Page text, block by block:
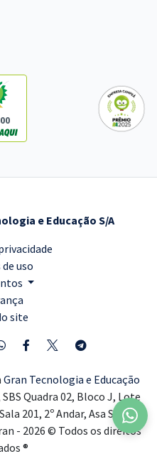
e Educação S/A
uso
site
Gran Tecnologia e Educação
Quadra 02, Bloco J, Lote
201, 2º Andar, Asa Sul,
- 2026 © Todos os direitos
®